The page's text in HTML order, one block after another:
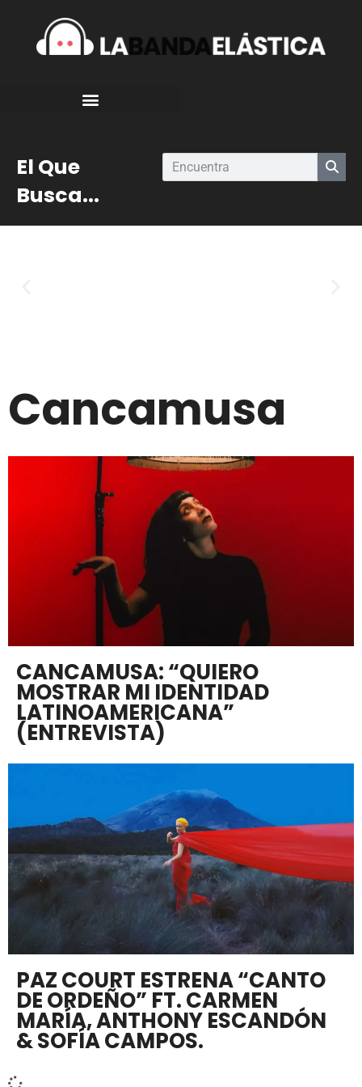
El Que
Busca...
Cancamusa
CANCAMUSA: “QUIERO
MOSTRAR MI IDENTIDAD
LATINOAMERICANA”
(ENTREVISTA)
PAZ COURT ESTRENA “CANTO
DE ORDEÑO” FT. CARMEN
MARÍA, ANTHONY ESCANDÓN
& SOFÍA CAMPOS.